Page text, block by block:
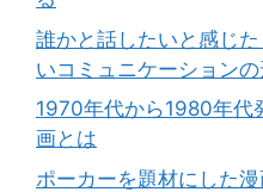
誰かと話したいと感じ
いコミュニケーション
1970年代から1980年代
画とは
ポーカーを題材にした